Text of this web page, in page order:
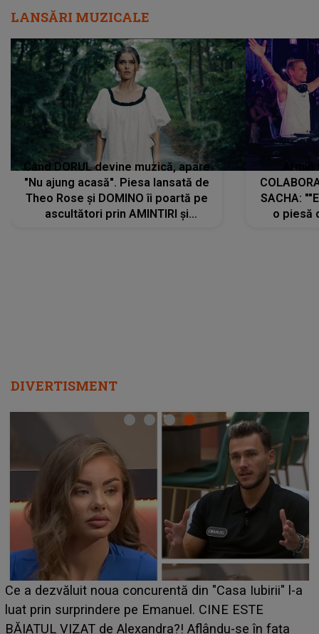
LANSĂRI MUZICALE
Când DORUL devine muzică, apare
"Nu ajung acasă". Piesa lansată de
Theo Rose și DOMINO îi poartă pe
ascultători prin AMINTIRI și
SACHA:
o piesă
DIVERTISMENT
Ce a dezvăluit noua concurentă din "Casa Iubirii" l-a
luat prin surprindere pe Emanuel. CINE ESTE
BĂIATUL VIZAT de Alexandra?! Aflându-se în fața